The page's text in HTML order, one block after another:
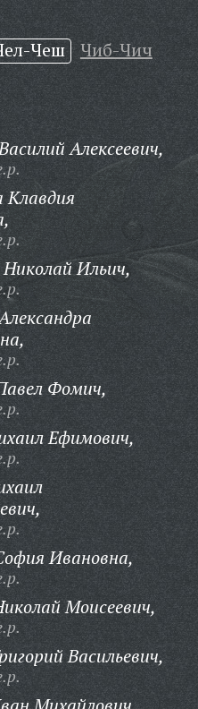
Чеш
Чиб-Чич
Алексеевич,
Клавдия
Ильич,
Фомич,
Ефимович,
Ивановна,
Моисеевич,
Васильевич,